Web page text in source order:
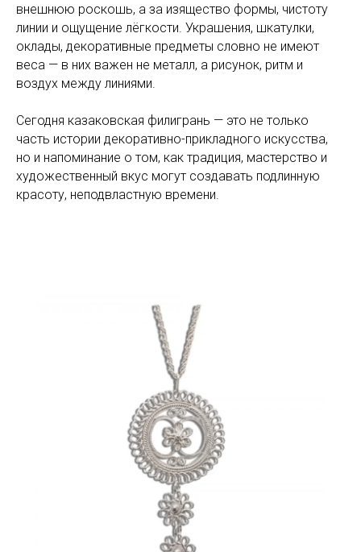
внешнюю роскошь, а за изящество формы, чистоту
линии и ощущение лёгкости. Украшения, шкатулки,
оклады, декоративные предметы словно не имеют
веса — в них важен не металл, а рисунок, ритм и
воздух между линиями.
Сегодня казаковская филигрань — это не только
часть истории декоративно-прикладного искусства,
но и напоминание о том, как традиция, мастерство и
художественный вкус могут создавать подлинную
красоту, неподвластную времени.